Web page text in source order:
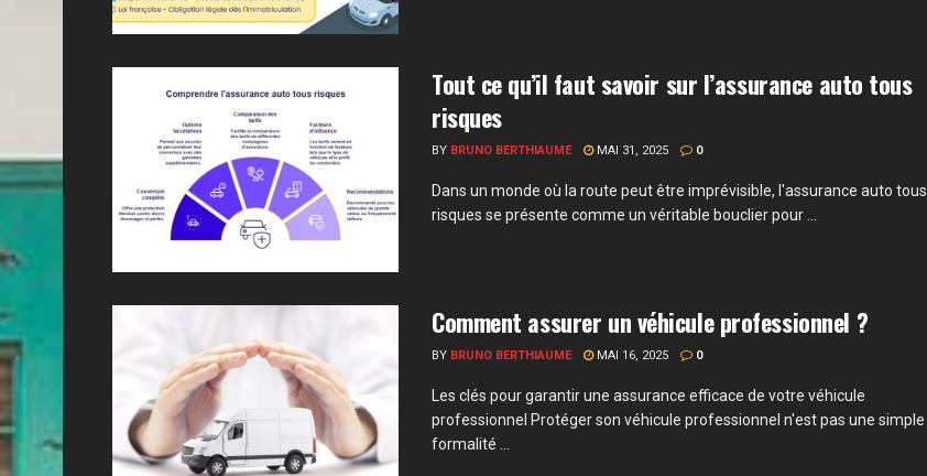
Tout ce qu’il faut savoir sur l’assurance auto tous
risques
BY BRUNO BERTHIAUME MAI 31, 2025 0
Dans un monde où la route peut être imprévisible, l'assurance auto tous
risques se présente comme un véritable bouclier pour ...
Comment assurer un véhicule professionnel ?
BY BRUNO BERTHIAUME MAI 16, 2025 0
Les clés pour garantir une assurance efficace de votre véhicule
professionnel Protéger son véhicule professionnel n'est pas une simple
formalité ...